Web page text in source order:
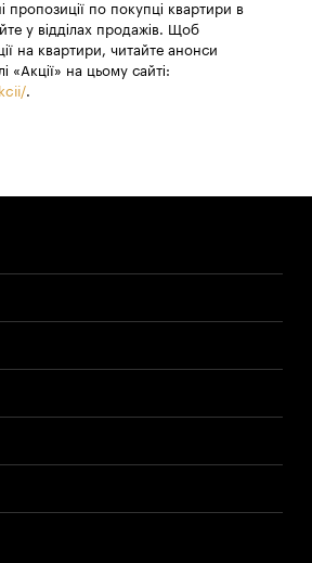
пропозиції по покупці квартири в
у відділах продажів. Щоб
на квартири, читайте анонси
«Акції» на цьому сайті:
.